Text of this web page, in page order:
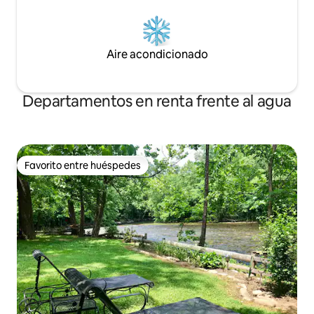
Aire acondicionado
Departamentos en renta frente al agua
Favorito entre huéspedes
Favorito entre huéspedes